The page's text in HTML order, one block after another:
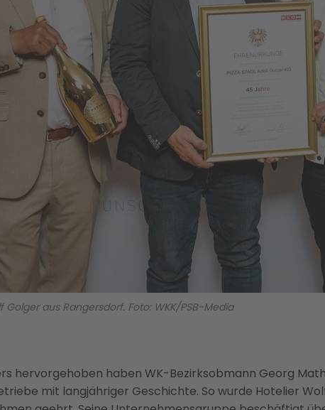
Golger aus Rangersdorf. Foto: WKK/PSB-Media
hervorgehoben haben WK-Bezirksobmann Georg
mit langjähriger Geschichte. So wurde Hotelier